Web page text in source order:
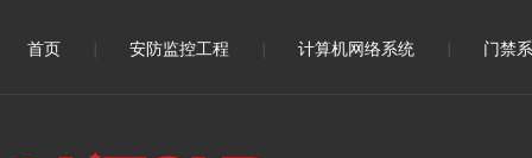
首页 安防监控工程 计算机网络系统 门禁